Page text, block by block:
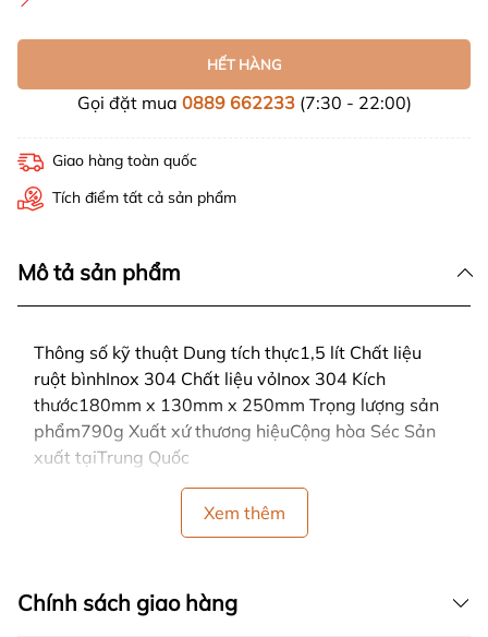
HẾT HÀNG
Gọi đặt mua 0889 662233(7:30 - 22:00)
Giao hàng toàn quốc
Tích điểm tất cả sản phẩm
Mô tả sản phẩm
Thông số kỹ thuật Dung tích thực1,5 lít Chất liệu
ruột bìnhInox 304 Chất liệu vỏInox 304 Kích
thước180mm x 130mm x 250mm Trọng lượng sản
phẩm790g Xuất xứ thương hiệuCộng hòa Séc Sản
xuất tạiTrung Quốc
Xem thêm
Chính sách giao hàng